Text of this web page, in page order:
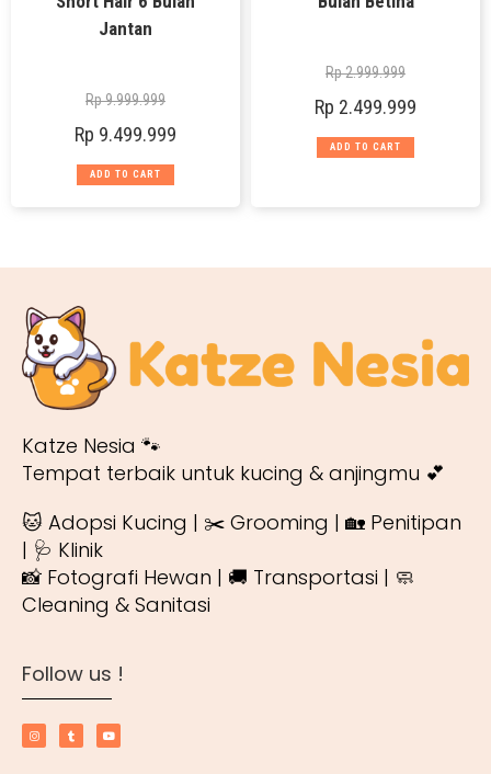
Jantan
Rp9.999.999
Rp 9.499.999
ADD TO CART
Rp2.999.999
Rp 2.499.999
ADD TO CART
Katze Nesia 🐾
Tempat terbaik untuk kucing & anjingmu 💕
🐱 Adopsi Kucing | ✂️ Grooming | 🏡 Penitipan
| 🩺 Klinik
📸 Fotografi Hewan | 🚚 Transportasi | 🧼
Cleaning & Sanitasi
Follow us !